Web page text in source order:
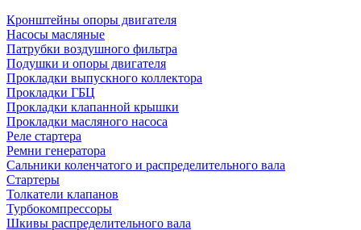
Кронштейны опоры двигателя
Насосы масляные
Патрубки воздушного фильтра
Подушки и опоры двигателя
Прокладки выпускного коллектора
Прокладки ГБЦ
Прокладки клапанной крышки
Прокладки масляного насоса
Реле стартера
Ремни генератора
Сальники коленчатого и распределительного вала
Стартеры
Толкатели клапанов
Турбокомпрессоры
Шкивы распределительного вала